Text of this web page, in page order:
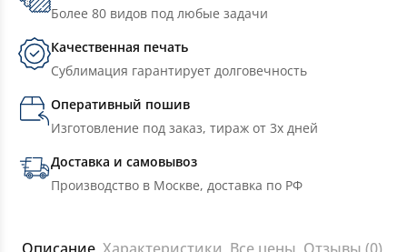
Более 80 видов под любые задачи
Качественная печать
Сублимация гарантирует долговечность
Оперативный пошив
Изготовление под заказ, тираж от 3х дней
Доставка и самовывоз
Производство в Москве, доставка по РФ